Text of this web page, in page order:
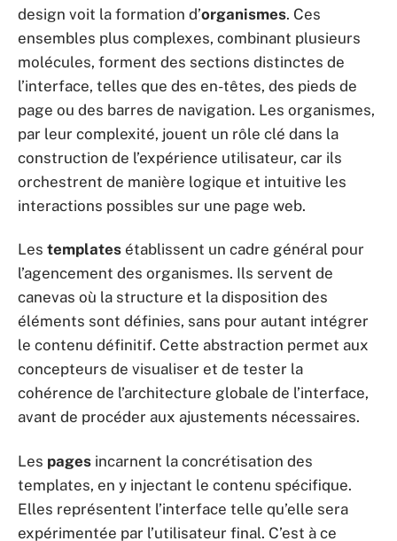
design voit la formation d’organismes. Ces
ensembles plus complexes, combinant plusieurs
molécules, forment des sections distinctes de
l’interface, telles que des en-têtes, des pieds de
page ou des barres de navigation. Les organismes,
par leur complexité, jouent un rôle clé dans la
construction de l’expérience utilisateur, car ils
orchestrent de manière logique et intuitive les
interactions possibles sur une page web.
Les templates établissent un cadre général pour
l’agencement des organismes. Ils servent de
canevas où la structure et la disposition des
éléments sont définies, sans pour autant intégrer
le contenu définitif. Cette abstraction permet aux
concepteurs de visualiser et de tester la
cohérence de l’architecture globale de l’interface,
avant de procéder aux ajustements nécessaires.
Les pages incarnent la concrétisation des
templates, en y injectant le contenu spécifique.
Elles représentent l’interface telle qu’elle sera
expérimentée par l’utilisateur final. C’est à ce